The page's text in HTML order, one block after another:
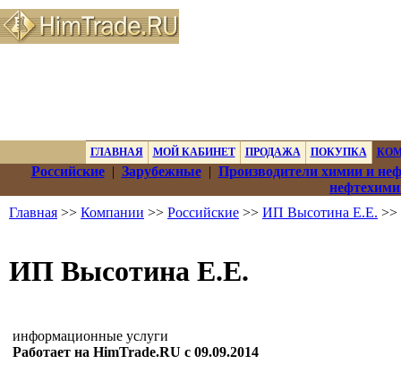
ГЛАВНАЯ МОЙ КАБИНЕТ ПРОДАЖА ПОКУПКА
Российские| Зарубежные| Производители химии и
Главная >> Компании >> Российские >> ИП Высотина Е.Е. >>
ИП Высотина Е.Е.
информационные услуги
Работает на HimTrade.RU с 09.09.2014